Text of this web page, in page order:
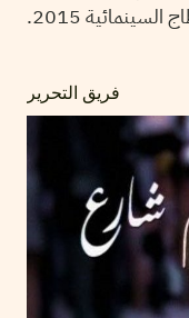
فريق التحرير